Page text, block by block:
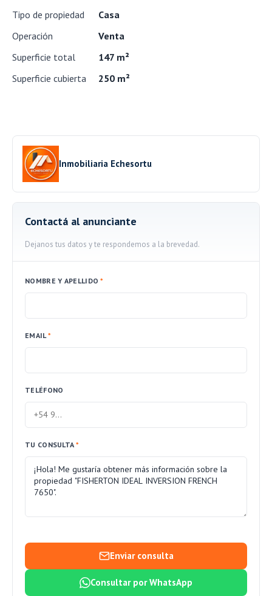
Tipo de propiedad
Casa
Operación
Venta
Superficie total
147 m²
Superficie cubierta
250 m²
Inmobiliaria Echesortu
Contactá al anunciante
Dejanos tus datos y te respondemos a la brevedad.
NOMBRE Y APELLIDO*
EMAIL*
TELÉFONO
TU CONSULTA *
Enviar consulta
Consultar por WhatsApp